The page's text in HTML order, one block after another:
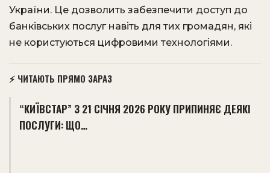
України. Це дозволить забезпечити доступ до
банківських послуг навіть для тих громадян, які
не користуються цифровими технологіями.
⚡ ЧИТАЮТЬ ПРЯМО ЗАРАЗ
“КИЇВСТАР” З 21 СІЧНЯ 2026 РОКУ ПРИПИНЯЄ ДЕЯКІ
ПОСЛУГИ: ЩО…